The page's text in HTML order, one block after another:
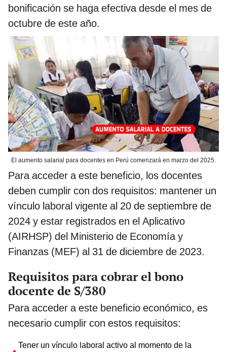
bonificación se haga efectiva desde el mes de
octubre de este año.
El aumento salarial para docentes en Perú comenzará en marzo del 2025.
Para acceder a este beneficio, los docentes
deben cumplir con dos requisitos: mantener un
vínculo laboral vigente al 20 de septiembre de
2024 y estar registrados en el Aplicativo
(AIRHSP) del Ministerio de Economía y
Finanzas (MEF) al 31 de diciembre de 2023.
Requisitos para cobrar el bono
docente de S/380
Para acceder a este beneficio económico, es
necesario cumplir con estos requisitos:
Tener un vínculo laboral activo al momento de la